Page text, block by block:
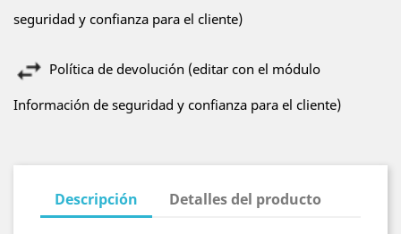
seguridad y confianza para el cliente)
Política de devolución (editar con el módulo
Información de seguridad y confianza para el cliente)
Descripción Detalles del producto